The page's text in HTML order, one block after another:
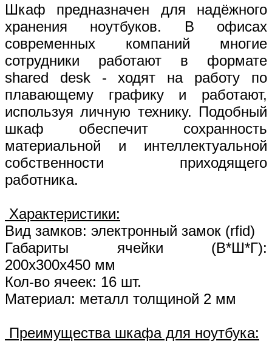
Шкаф предназначен для надёжного
хранения ноутбуков. В офисах
современных компаний многие
сотрудники работают в формате
shared desk - ходят на работу по
плавающему графику и работают,
используя личную технику. Подобный
шкаф обеспечит сохранность
материальной и интеллектуальной
собственности приходящего
работника.
Характеристики:
Вид замков: электронный замок (rfid)
Габариты ячейки (В*Ш*Г):
200х300х450 мм
Кол-во ячеек: 16 шт.
Материал: металл толщиной 2 мм
Преимущества шкафа для ноутбука: